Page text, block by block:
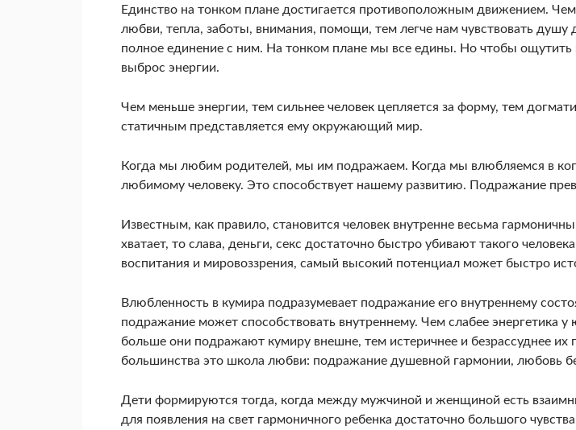
Единство на тонком плане достигается противо­положным движением.
любви, тепла, заботы, внимания, помо­щи, тем легче нам чувствовать душу
полное единение с ним. На тон­ком плане мы все едины. Но чтобы
выброс энергии.
Чем меньше энергии, тем сильнее человек цепляется за форму, тем
статичным представляется ему окружающий мир.
Когда мы любим родителей, мы им подражаем. Когда мы влюбляемся в
любимо­му человеку. Это способствует нашему развитию. Подражание
Известным, как правило, становится человек внутренне весьма
хватает, то слава, деньги, секс достаточно быстро убивают такого
воспитания и мировоззрения, самый вы­сокий потенциал может быстро
Влюб­ленность в кумира подразумевает подражание его внутреннему
подража­ние может способствовать внутреннему. Чем сла­бее энергетика
больше они подражают кумиру внешне, тем истеричнее и безрассуднее их
большинства это школа любви: подражание душевной гармо­нии, любовь
Дети формируются тогда, когда между мужчи­ной и женщиной есть
для появления на свет гармоничного ре­бенка достаточно большого